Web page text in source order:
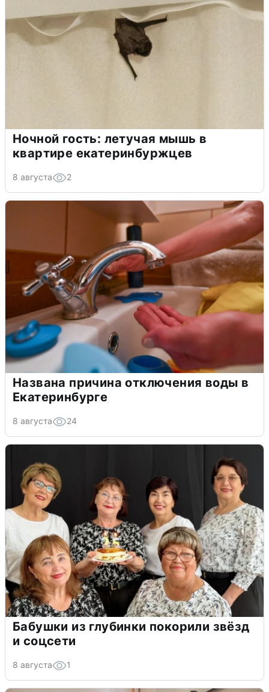
Ночной гость: летучая мышь в
квартире екатеринбуржцев
8 августа 2
Названа причина отключения воды в
Екатеринбурге
8 августа 24
Бабушки из глубинки покорили звёзд
и соцсети
8 августа 1